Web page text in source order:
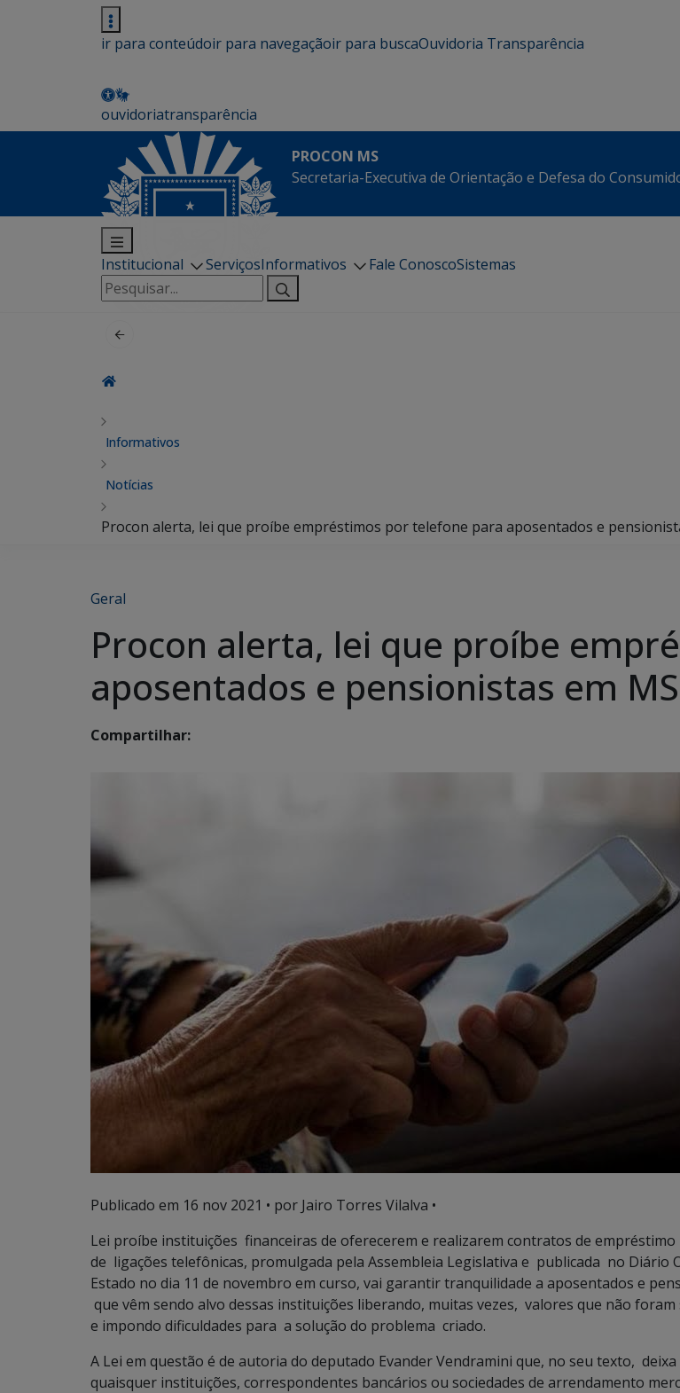
ir para conteúdoir para navegaçãoir para buscaOuvidoria Transparência
ouvidoriatransparência
PROCON MS
Secretaria-Executiva de Orientação e Defesa do
Institucional ServiçosInformativos Fale ConoscoSistemas
Pesquisar
por:
Informativos
Notícias
Procon alerta, lei que proíbe empréstimos por telefone para aposentados e
Geral
Procon alerta, lei que proíbe
aposentados e pensionistas em
Compartilhar:
Publicado em 16 nov 2021 • por Jairo Torres Vilalva •
Lei proíbe instituições financeiras de oferecerem e realizarem contratos de
de ligações telefônicas, promulgada pela Assembleia Legislativa e publicada no Diário
Estado no dia 11 de novembro em curso, vai garantir tranquilidade a aposentados e
que vêm sendo alvo dessas instituições liberando, muitas vezes, valores que não foram
e impondo dificuldades para a solução do problema criado.
A Lei em questão é de autoria do deputado Evander Vendramini que, no seu texto, deixa
quaisquer instituições, correspondentes bancários ou sociedades de arrendamento